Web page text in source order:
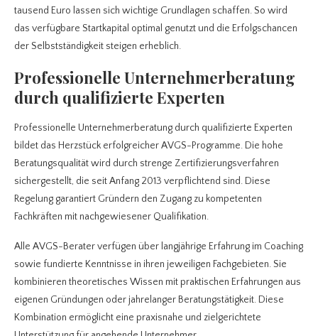
tausend Euro lassen sich wichtige Grundlagen schaffen. So wird
das verfügbare Startkapital optimal genutzt und die Erfolgschancen
der Selbstständigkeit steigen erheblich.
Professionelle Unternehmerberatung
durch qualifizierte Experten
Professionelle Unternehmerberatung durch qualifizierte Experten
bildet das Herzstück erfolgreicher AVGS-Programme. Die hohe
Beratungsqualität wird durch strenge Zertifizierungsverfahren
sichergestellt, die seit Anfang 2013 verpflichtend sind. Diese
Regelung garantiert Gründern den Zugang zu kompetenten
Fachkräften mit nachgewiesener Qualifikation.
Alle AVGS-Berater verfügen über langjährige Erfahrung im Coaching
sowie fundierte Kenntnisse in ihren jeweiligen Fachgebieten. Sie
kombinieren theoretisches Wissen mit praktischen Erfahrungen aus
eigenen Gründungen oder jahrelanger Beratungstätigkeit. Diese
Kombination ermöglicht eine praxisnahe und zielgerichtete